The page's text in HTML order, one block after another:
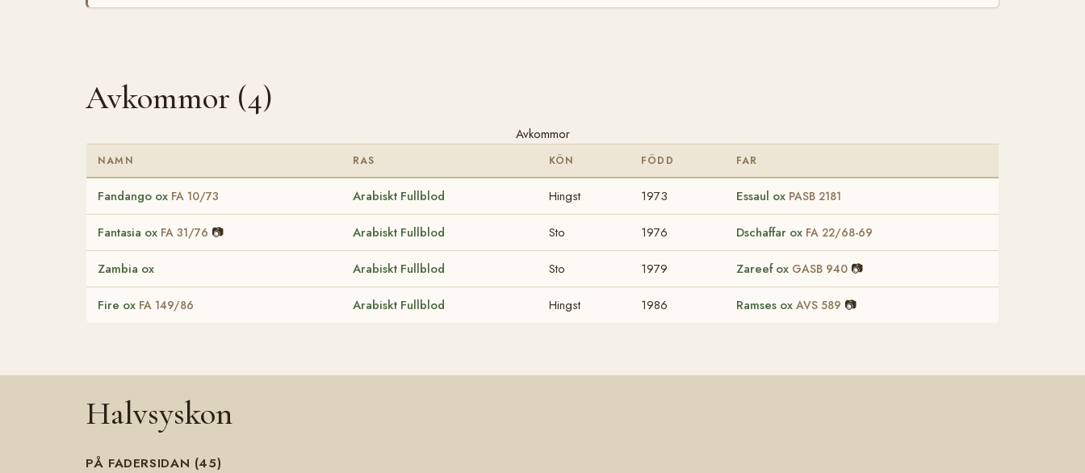
Avkommor (4)
Avkommor
NAMN RAS KÖN FÖDD FAR
Fandango ox FA 10/73 Arabiskt Fullblod Hingst 1973 Essaul ox PASB 2181
Fantasia ox FA 31/76 📷 Arabiskt Fullblod Sto 1976 Dschaffar ox FA 22/68-69
Zambia ox Arabiskt Fullblod Sto 1979 Zareef ox GASB 940 📷
Fire ox FA 149/86 Arabiskt Fullblod Hingst 1986 Ramses ox AVS 589 📷
Halvsyskon
PÅ FADERSIDAN (45)